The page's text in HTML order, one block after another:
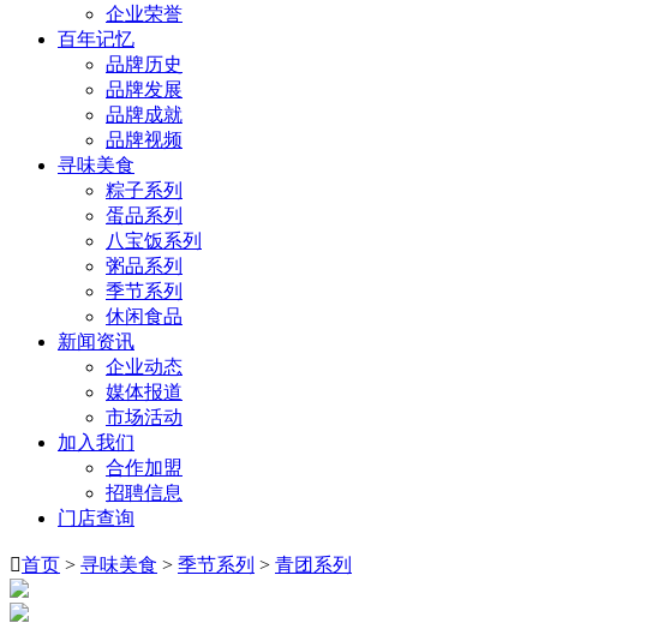
企业荣誉
百年记忆
品牌历史
品牌发展
品牌成就
品牌视频
寻味美食
粽子系列
蛋品系列
八宝饭系列
粥品系列
季节系列
休闲食品
新闻资讯
企业动态
媒体报道
市场活动
加入我们
合作加盟
招聘信息
门店查询
首页 > 寻味美食 > 季节系列 > 青团系列